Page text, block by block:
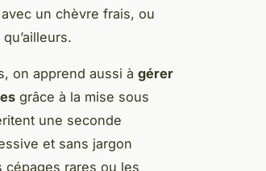
un chèvre frais, ou
on apprend aussi à gérer
grâce à la mise sous
une seconde
et sans jargon
rares ou les